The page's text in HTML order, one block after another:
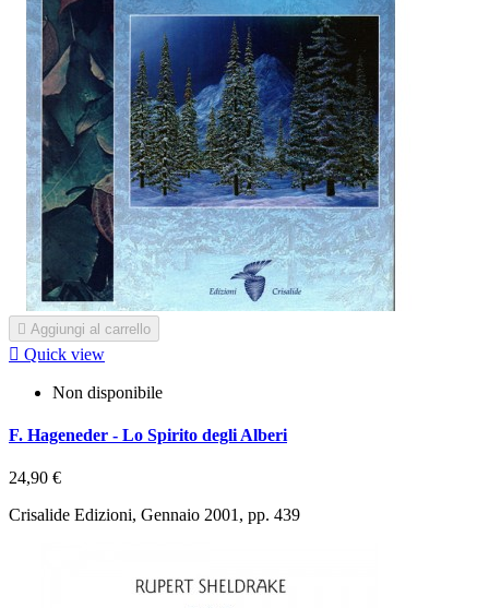
 Aggiungi al carrello
 Quick view
Non disponibile
F. Hageneder - Lo Spirito degli Alberi
24,90 €
Crisalide Edizioni, Gennaio 2001, pp. 439